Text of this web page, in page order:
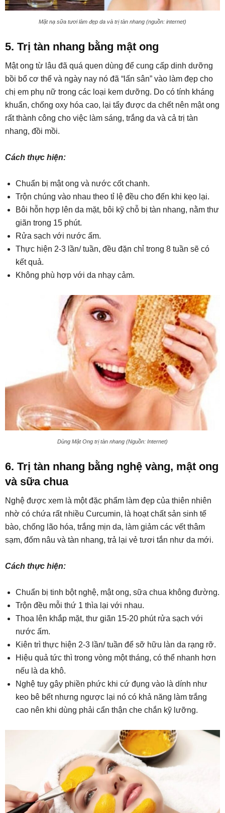
Mặt nạ sữa tươi làm đẹp da và trị tàn nhang (nguồn: internet)
5. Trị tàn nhang bằng mật ong
Mật ong từ lâu đã quá quen dùng để cung cấp dinh dưỡng
bồi bổ cơ thể và ngày nay nó đã “lấn sân” vào làm đẹp cho
chị em phụ nữ trong các loại kem dưỡng. Do có tính kháng
khuẩn, chống oxy hóa cao, lại tẩy được da chết nên mật ong
rất thành công cho việc làm sáng, trắng da và cả trị tàn
nhang, đồi mồi.
Cách thực hiện:
Chuẩn bị mật ong và nước cốt chanh.
Trộn chúng vào nhau theo tỉ lệ đều cho đến khi kẹo lại.
Bôi hỗn hợp lên da mặt, bôi kỹ chỗ bị tàn nhang, nằm thư
giãn trong 15 phút.
Rửa sạch với nước ấm.
Thực hiện 2-3 lần/ tuần, đều đặn chỉ trong 8 tuần sẽ có
kết quả.
Không phù hợp với da nhạy cảm.
Dùng Mật Ong trị tàn nhang (Nguồn: Internet)
6. Trị tàn nhang bằng nghệ vàng, mật ong
và sữa chua
Nghệ được xem là một đặc phẩm làm đẹp của thiên nhiên
nhờ có chứa rất nhiều Curcumin, là hoạt chất sản sinh tế
bào, chống lão hóa, trắng mịn da, làm giảm các vết thâm
sạm, đốm nâu và tàn nhang, trả lại vẻ tươi tắn như da mới.
Cách thực hiện:
Chuẩn bị tinh bột nghệ, mật ong, sữa chua không đường.
Trộn đều mỗi thứ 1 thìa lại với nhau.
Thoa lên khắp mặt, thư giãn 15-20 phút rửa sạch với
nước ấm.
Kiên trì thực hiện 2-3 lần/ tuần để sỡ hữu làn da rạng rỡ.
Hiệu quả tức thì trong vòng một tháng, có thể nhanh hơn
nếu là da khô.
Nghệ tuy gây phiền phức khi cứ đụng vào là dính như
keo bê bết nhưng ngược lại nó có khả năng làm trắng
cao nên khi dùng phải cẩn thận che chắn kỹ lưỡng.